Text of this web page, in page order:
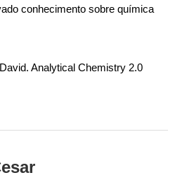
conhecimento sobre química
Analytical Chemistry 2.0